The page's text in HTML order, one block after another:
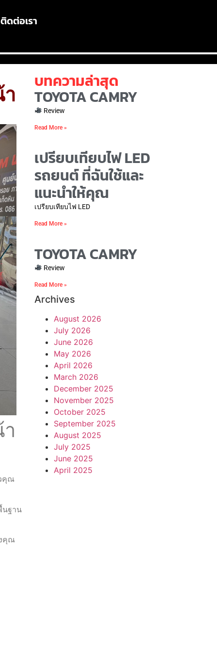
ติดต่อเรา
คุณ
นฐาน
คุณ
บทความล่าสุด
TOYOTA CAMRY
Review
Read More »
เปรียบเทียบไฟ LED
รถยนต์ ที่ฉันใช้และ
แนะนำให้คุณ
เปรียบเทียบไฟ LED
Read More »
TOYOTA CAMRY
Review
Read More »
Archives
August 2026
July 2026
June 2026
May 2026
April 2026
March 2026
December 2025
November 2025
October 2025
September 2025
August 2025
July 2025
June 2025
April 2025